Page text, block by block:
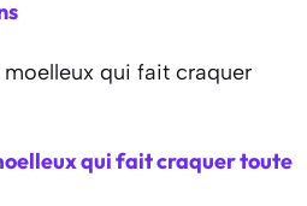
qui fait craquer toute